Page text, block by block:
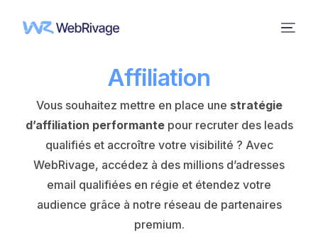
Affiliation
Vous souhaitez mettre en place une stratégie
d’affiliation performantepour recruter des leads
qualifiés et accroître votre visibilité ? Avec
WebRivage, accédez à des millions d’adresses
email qualifiées en régie et étendez votre
audience grâce à notre réseau de partenaires
premium.